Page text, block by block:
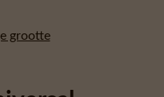
grootte